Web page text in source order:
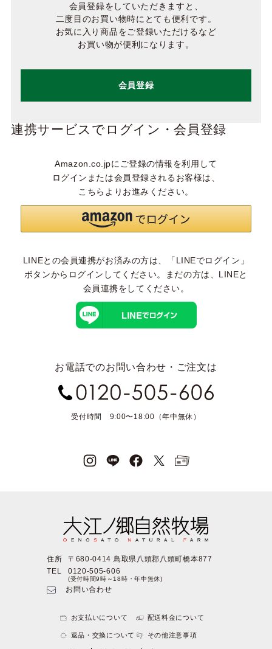
会員登録をしていただきますと、
二度目のお買い物時にとても便利です。
お気に入り商品をご登録いただけるなど
お買い物が便利になります。
会員登録
連携サービスでログイン・会員登録
Amazon.co.jpにご登録の情報を利用して
ログインまたは会員登録されるお客様は、
こちらよりお進みください。
LINEとの会員連携がお済みの方は、「LINEでログイン」
ボタンからログインしてください。まだの方は、 LINEと
会員連携をしてください。
お電話でのお問い合わせ・ご注文は
受付時間 9:00〜18:00（年中無休）
住所
〒680-0414 鳥取県八頭郡八頭町橋本877
TEL
0120-505-606
(受付時間9時～18時・年中無休)
お問い合わせ
お支払いについて 配送料金について
返品・交換について その他注意事項